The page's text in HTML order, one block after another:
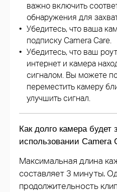
важно включить
обнаружения для
Убедитесь, что ваша
подписку Camera Care.
Убедитесь, что ваш
интернет и камера
сигналом. Вы можете
переместить камеру
улучшить сигнал.
Как долго камера будет
использовании Camera
Максимальная длина
составляет 3 минуты.
продолжительность